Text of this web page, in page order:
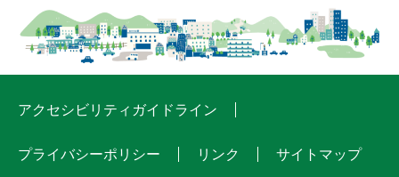
アクセシビリティガイドライン
プライバシーポリシー リンク サイトマップ